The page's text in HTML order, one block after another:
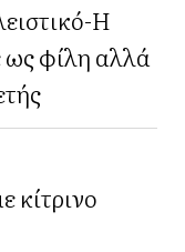
φίλη αλλά
κίτρινο